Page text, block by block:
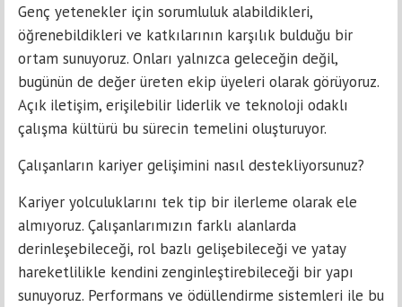
Genç yetenekler için sorumluluk alabildikleri,
öğrenebildikleri ve katkılarının karşılık bulduğu bir
ortam sunuyoruz. Onları yalnızca geleceğin değil,
bugünün de değer üreten ekip üyeleri olarak görüyoruz.
Açık iletişim, erişilebilir liderlik ve teknoloji odaklı
çalışma kültürü bu sürecin temelini oluşturuyor.
Çalışanların kariyer gelişimini nasıl destekliyorsunuz?
Kariyer yolculuklarını tek tip bir ilerleme olarak ele
almıyoruz. Çalışanlarımızın farklı alanlarda
derinleşebileceği, rol bazlı gelişebileceği ve yatay
hareketlilikle kendini zenginleştirebileceği bir yapı
sunuyoruz. Performans ve ödüllendirme sistemleri ile bu